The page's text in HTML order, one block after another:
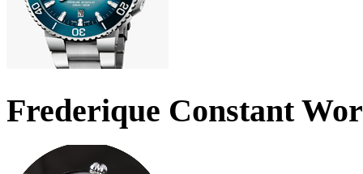
Frederique Constant